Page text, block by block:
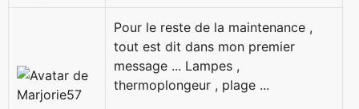
Pour le reste de la maintenance ,
tout est dit dans mon premier
message ... Lampes ,
thermoplongeur , plage ...